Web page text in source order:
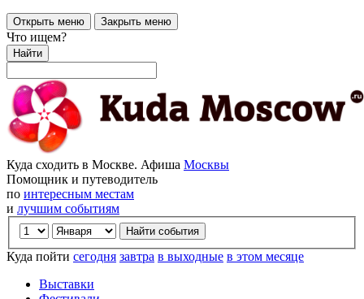
Открыть меню Закрыть меню
Что ищем?
Найти
Куда сходить в Москве. Афиша Москвы
Помощник и путеводитель
по интересным местам
и лучшим событиям
Куда пойти сегодня завтра в выходные в этом месяце
Выставки